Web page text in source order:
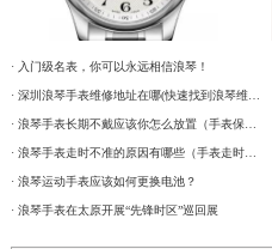
· 入门级名表，你可以永远相信浪琴！
· 深圳浪琴手表维修地址在哪(快速找到浪琴维修服务中心)
· 浪琴手表长期不戴应该你怎么放置（手表保养）
· 浪琴手表走时不准的原因有哪些（手表走时不准）
· 浪琴运动手表应该如何更换电池？
· 浪琴手表在太原开展“先锋时区”巡回展